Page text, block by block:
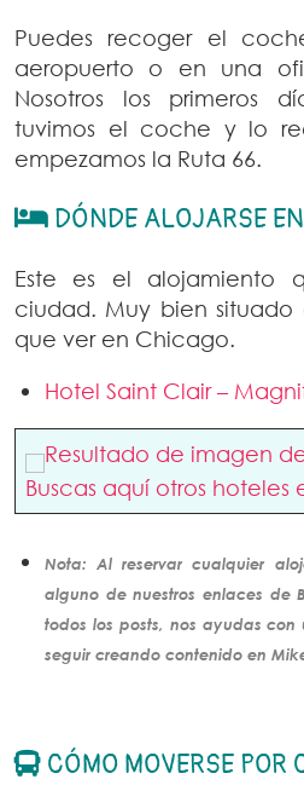
Puedes recoger el
aeropuerto o en una
Nosotros los primeros
tuvimos el coche y lo
empezamos la Ruta 66.
DÓNDE ALOJARSE
Este es el alojamiento
ciudad. Muy bien situado
que ver en Chicago.
Hotel Saint Clair –
Buscas aquí otros hoteles
Nota: Al reservar cualquier
alguno de nuestros enlaces de
todos los posts, nos ayudas
seguir creando contenido en
CÓMO MOVERSE POR